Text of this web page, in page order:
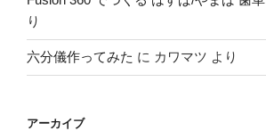
り
六分儀作ってみた に カワマツ より
アーカイブ